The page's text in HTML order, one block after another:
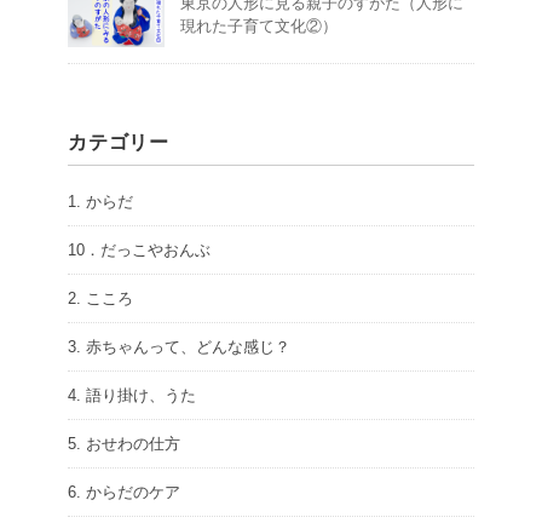
現れた子育て文化②）
カテゴリー
1. からだ
10．だっこやおんぶ
2. こころ
3. 赤ちゃんって、どんな感じ？
4. 語り掛け、うた
5. おせわの仕方
6. からだのケア